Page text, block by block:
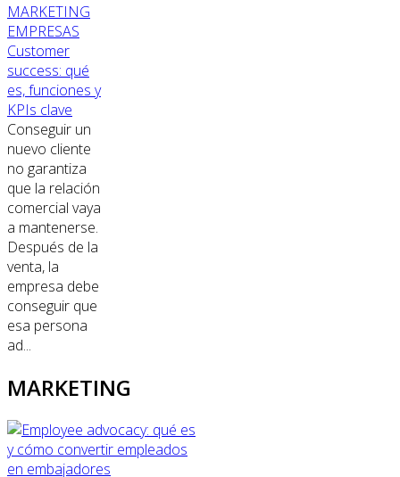
MARKETING
EMPRESAS
Customer
success: qué
es, funciones y
KPIs clave
Conseguir un
nuevo cliente
no garantiza
que la relación
comercial vaya
a mantenerse.
Después de la
venta, la
empresa debe
conseguir que
esa persona
ad...
MARKETING